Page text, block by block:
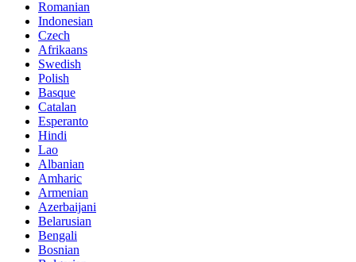
Romanian
Indonesian
Czech
Afrikaans
Swedish
Polish
Basque
Catalan
Esperanto
Hindi
Lao
Albanian
Amharic
Armenian
Azerbaijani
Belarusian
Bengali
Bosnian